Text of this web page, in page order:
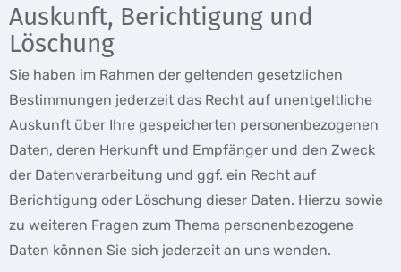
Auskunft, Berichtigung und
Löschung
Sie haben im Rahmen der geltenden gesetzlichen
Bestimmungen jederzeit das Recht auf unentgeltliche
Auskunft über Ihre gespeicherten personenbezogenen
Daten, deren Herkunft und Empfänger und den Zweck
der Datenverarbeitung und ggf. ein Recht auf
Berichtigung oder Löschung dieser Daten. Hierzu sowie
zu weiteren Fragen zum Thema personenbezogene
Daten können Sie sich jederzeit an uns wenden.